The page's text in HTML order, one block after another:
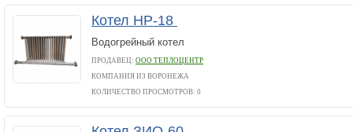
Котел НР-18
Водогрейный котел
ПРОДАВЕЦ: ООО ТЕПЛОЦЕНТР
КОМПАНИЯ ИЗ ВОРОНЕЖА
КОЛИЧЕСТВО ПРОСМОТРОВ: 0